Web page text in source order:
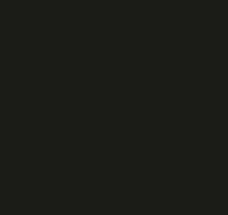
mas ficou
diante do
três jogos
secar os rivais